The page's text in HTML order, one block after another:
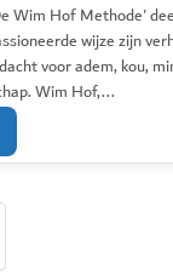
Wim Hof Methode'
wijze zijn
voor adem, kou,
Wim Hof,...